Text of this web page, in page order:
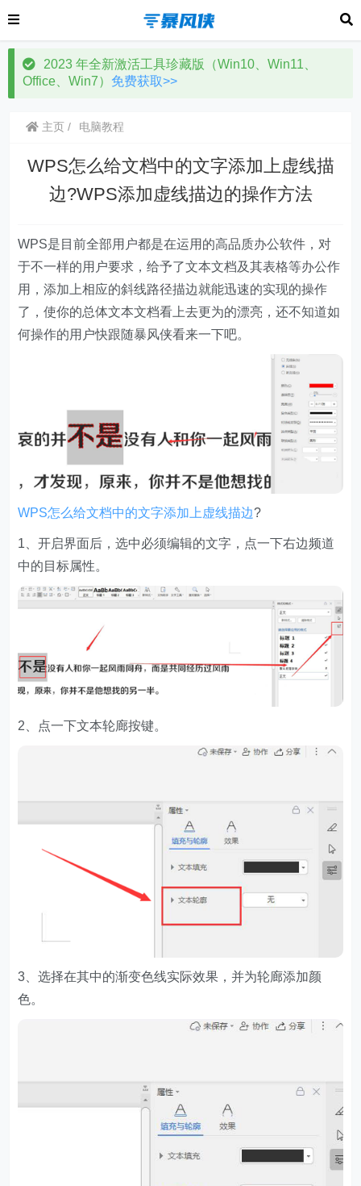
2023 年全新激活工具珍藏版（Win10、Win11、
Office、Win7） 免费获取>>
主页 电脑教程
WPS怎么给文档中的文字添加上虚线描
边?WPS添加虚线描边的操作方法
WPS是目前全部用户都是在运用的高品质办公软件，对
于不一样的用户要求，给予了文本文档及其表格等办公作
用，添加上相应的斜线路径描边就能迅速的实现的操作
了，使你的总体文本文档看上去更为的漂亮，还不知道如
何操作的用户快跟随暴风侠看来一下吧。
WPS怎么给文档中的文字添加上虚线描边?
1、开启界面后，选中必须编辑的文字，点一下右边频道
中的目标属性。
2、点一下文本轮廊按键。
3、选择在其中的渐变色线实际效果，并为轮廊添加颜
色。